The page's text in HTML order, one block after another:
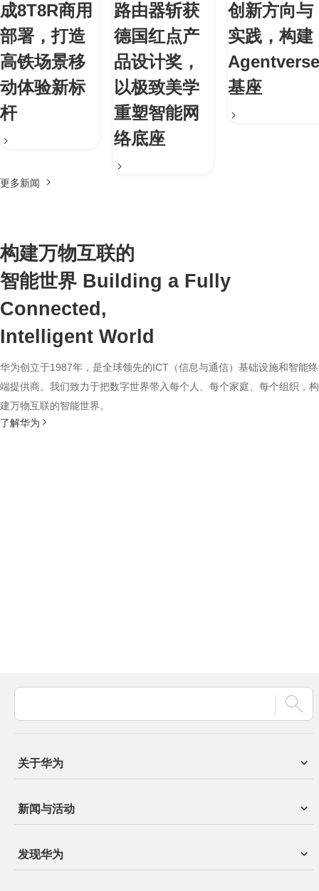
成8T8R商用
部署，打造
高铁场景移
动体验新标
杆
路由器斩获
德国红点产
品设计奖，
以极致美学
重塑智能网
络底座
创新方向与
实践，构建
Agentverse
基座
更多新闻
构建万物互联的
智能世界 Building a Fully
Connected,
Intelligent World
华为创立于1987年，是全球领先的ICT（信息与通信）基础设施和智能终
端提供商。我们致力于把数字世界带入每个人、每个家庭、每个组织，构
建万物互联的智能世界。
了解华为
关于华为
新闻与活动
发现华为